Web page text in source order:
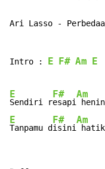
Ari Lasso -
Intro : E F# Am E
E
Sendiri r
F#
esapi
Am
E
Tanpamu d
F#
isini
Am